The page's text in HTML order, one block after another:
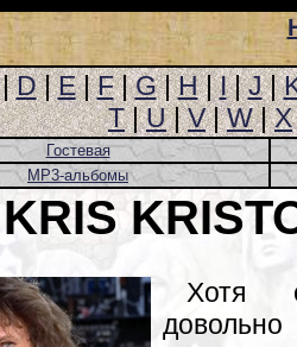
D|E|F|G|H|I|J|
T|U|V|W|X
Гостевая
MP3-альбомы
KRIS
Хотя
довольно